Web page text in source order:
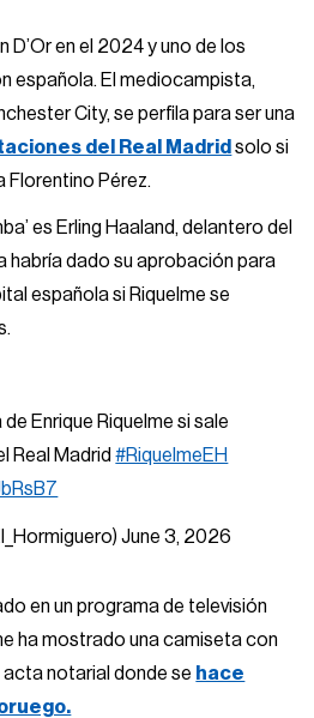
D’Or en el 2024 y uno de los
española. El mediocampista,
City, se perfila para ser una
del Real Madrid solo si
Florentino Pérez.
es Erling Haaland, delantero del
habría dado su aprobación para
española si Riquelme se
Enrique Riquelme si sale
Real Madrid#RiquelmeEH
June 3, 2026
en un programa de televisión
ha mostrado una camiseta con
acta notarial donde se hace